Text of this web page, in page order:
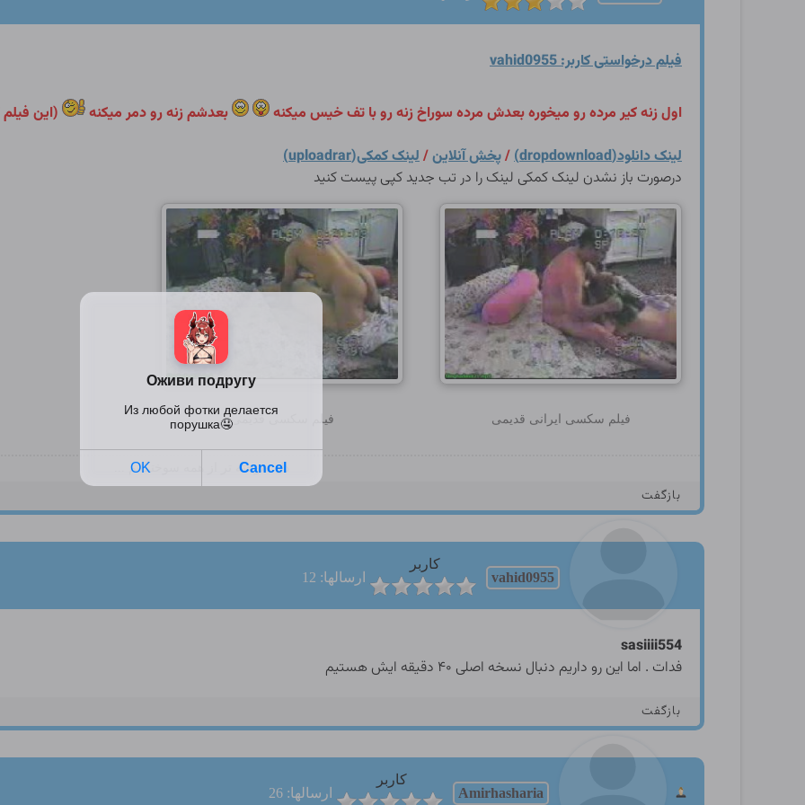
فیلم درخواستی کاربر: vahid0955
اول زنه کیر مرده رو میخوره بعدش مرده سوراخ زنه رو با تف خیس میکنه بعدشم زنه رو دمر میکنه
(این
لینک دانلود(dropdownload)
/پخش آنلاین/لینک کمکی(uploadrar)
درصورت باز نشدن لینک کمکی لینک را در تب جدید کپی پیست کنید
فیلم سکسی ایرانی قدیمی فیلم سکسی قدیمی
دل سوخته تر از همه سوختگانم ...
بازگفت
vahid0955
کاربر
ارسالها: 12
sasiiii554
فدات . اما این رو داریم دنبال نسخه اصلی ۴۰ دقیقه ایش هستیم
بازگفت
Amirhasharia
کاربر
ارسالها: 26